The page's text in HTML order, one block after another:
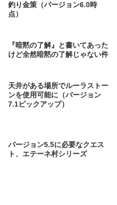
釣り金策（バージョン6.0時
点）
『暗黙の了解』と書いてあった
けど全然暗黙の了解じゃない件
天井がある場所でルーラストー
ンを使用可能に（バージョン
7.1ピックアップ）
バージョン5.5に必要なクエス
ト、エテーネ村シリーズ